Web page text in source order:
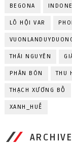
BEGONA
LÔ HỘI VAR
THÁI NGUYÊN
PHÂN BÓN THU
THẠCH XƯƠNG BỒ
XANH_HUẾ
ARCHIVE